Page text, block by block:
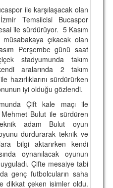
ile karşılaşacak olan
Temsilcisi Bucaspor
ile sürdürüyor. 5 Kasım
çıkacak olan
Perşembe günü saat
stadyumunda takım
aralarında 2 takım
hazırlıklarını sürdürürken
iyi olduğu gözlendi.
Çift kale maçı ile
Mehmet Bulut ile sürdüren
adam Bulut oyun
durdurarak teknik ve
bilgi aktarırken kendi
oynanılacak oyunun
Çifte mesaiye tabi
genç futbolcuların saha
dikkat çeken isimler oldu.